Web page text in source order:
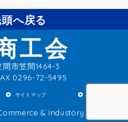
へ戻る
工会
間市笠間1464-3
0296-72-5495
サイトマップ
& Industory.